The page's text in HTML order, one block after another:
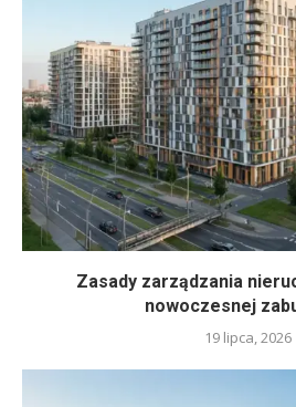
Zasady zarządzania
nowoczesnej
19 lipca, 2026